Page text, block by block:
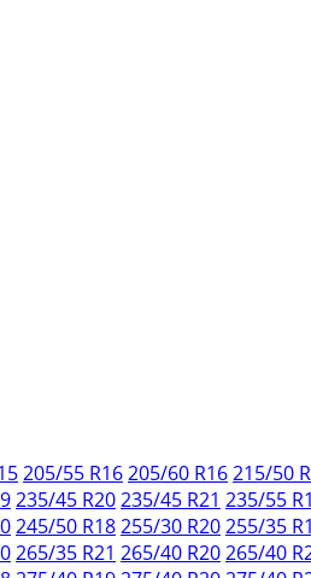
205/55 R16205/60 R16215/50
235/45 R20235/45 R21 235/55
245/50 R18255/30 R20255/35
265/35 R21 265/40 R20265/40